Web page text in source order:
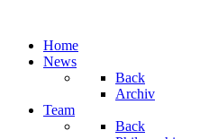
Home
News
Back
Archiv
Team
Back